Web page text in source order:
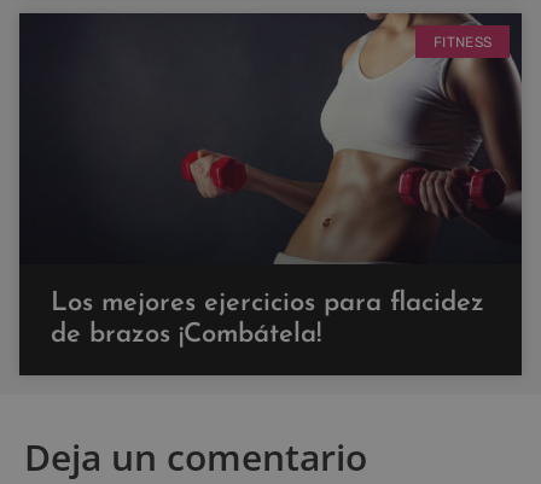
FITNESS
Los mejores ejercicios para flacidez
de brazos ¡Combátela!
Deja un comentario